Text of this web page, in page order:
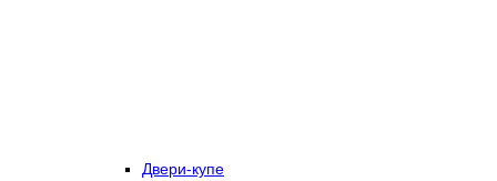
Двери-купе